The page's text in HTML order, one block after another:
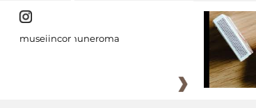
museiincomuneroma